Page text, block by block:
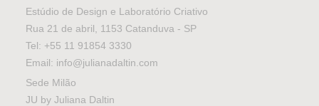
Estúdio de Design e Laboratório Criativo
Rua 21 de abril, 1153 Catanduva - SP
Tel: +55 11 91854 3330
Email: info@julianadaltin.com
Sede Milão
JU by Juliana Daltin